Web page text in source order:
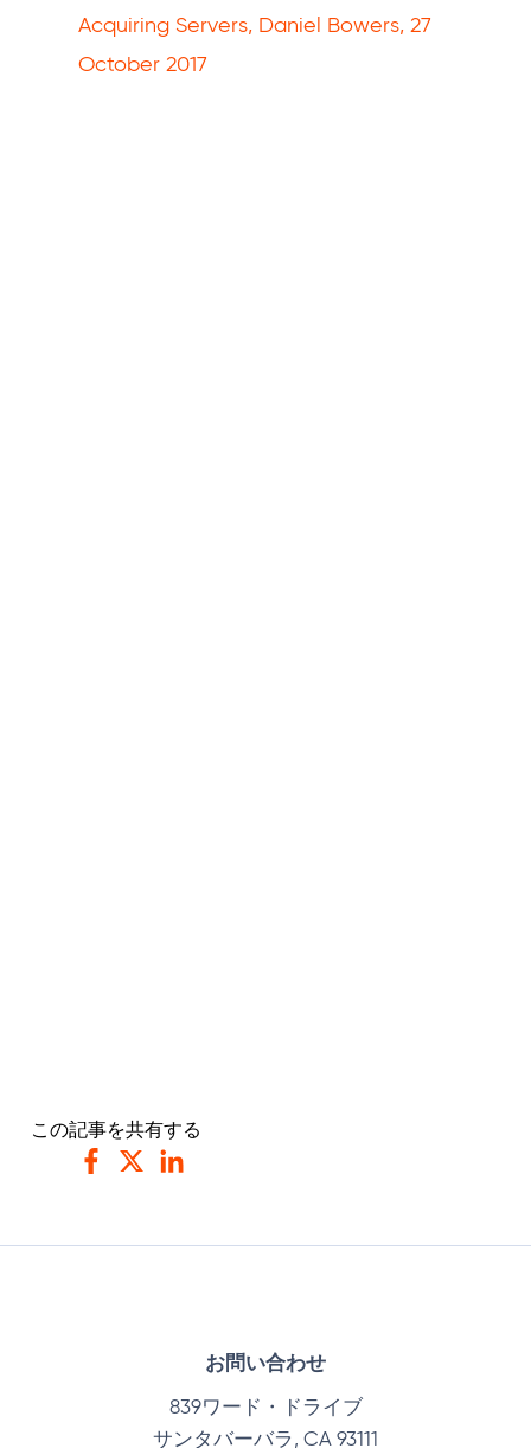
Acquiring Servers, Daniel Bowers, 27
October 2017
この記事を共有する
お問い合わせ
839ワード・ドライブ
サンタバーバラ, CA 93111